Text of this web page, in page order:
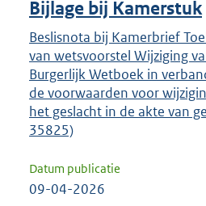
Bijlage bij Kamerstuk
Beslisnota bij Kamerbrief
van wetsvoorstel Wijziging
Burgerlijk Wetboek in
de voorwaarden voor
het geslacht in de akte van
35825)
Datum publicatie
09-04-2026